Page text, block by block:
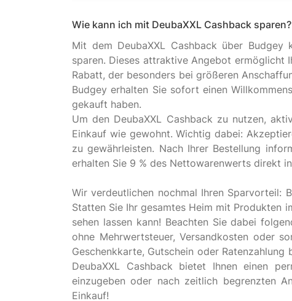
Wie kann ich mit DeubaXXL Cashback sparen?
Mit dem DeubaXXL Cashback über Budgey
sparen. Dieses attraktive Angebot ermöglicht
Rabatt, der besonders bei größeren
Budgey erhalten Sie sofort einen
gekauft haben.
Um den DeubaXXL Cashback zu nutzen,
Einkauf wie gewohnt. Wichtig dabei:
zu gewährleisten. Nach Ihrer Bestellung
erhalten Sie 9 % des Nettowarenwerts direkt
Wir verdeutlichen nochmal Ihren Sparvorteil:
Statten Sie Ihr gesamtes Heim mit Produkten
sehen lassen kann! Beachten Sie dabei
ohne Mehrwertsteuer, Versandkosten oder
Geschenkkarte, Gutschein oder
DeubaXXL Cashback bietet Ihnen einen
einzugeben oder nach zeitlich begrenzten